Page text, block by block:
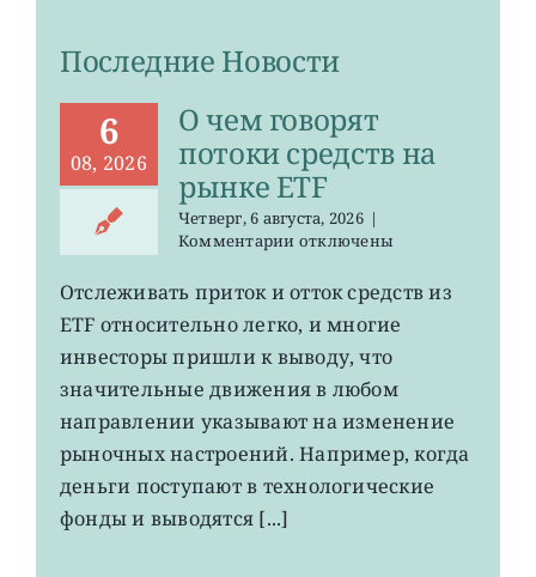
Последние Новости
6
08, 2026
О чем говорят
потоки средств на
рынке ETF
Четверг, 6 августа, 2026 |
Комментариик
О
говорят
потоки
средств
на
рынке
ETF
отключены
Отслеживать приток и отток средств из
ETF относительно легко, и многие
инвесторы пришли к выводу, что
значительные движения в любом
направлении указывают на изменение
рыночных настроений. Например, когда
деньги поступают в технологические
фонды и выводятся [...]